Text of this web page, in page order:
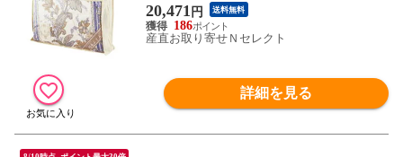
20,471 円 送料無料
186
産直お取り寄せＮセレクト
詳細を見る